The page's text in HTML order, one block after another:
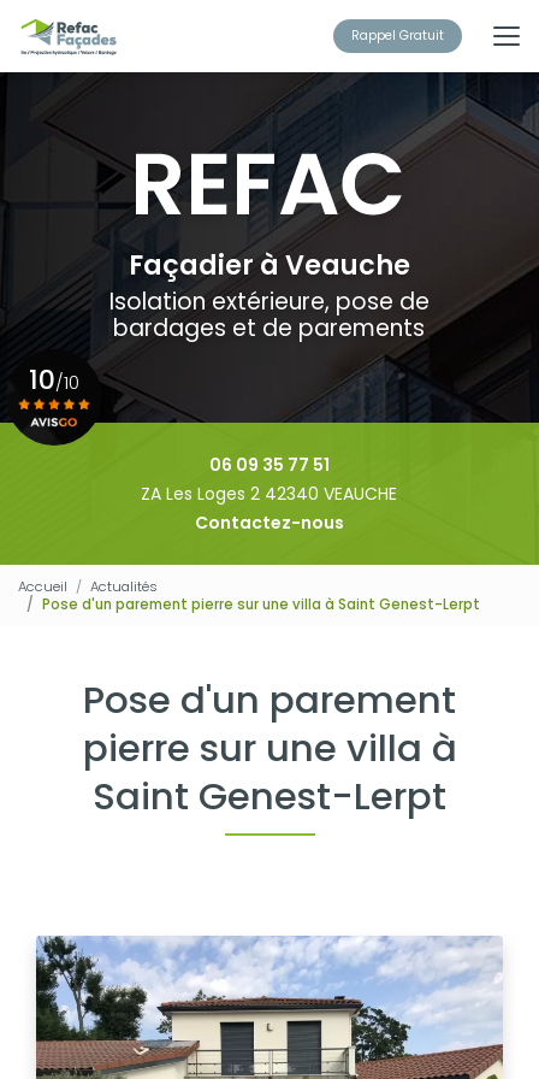
au
contenu
principal
Rappel Gratuit
Façadier à Veauche
Isolation extérieure, pose de
bardages et de parements
06 09 35 77 51
ZA Les Loges 2 42340 VEAUCHE
Contactez-nous
10/10
Accueil
Actualités
Pose d'un parement pierre sur une villa à Saint Genest-Lerpt
Pose d'un parement
pierre sur une villa à
Saint Genest-Lerpt